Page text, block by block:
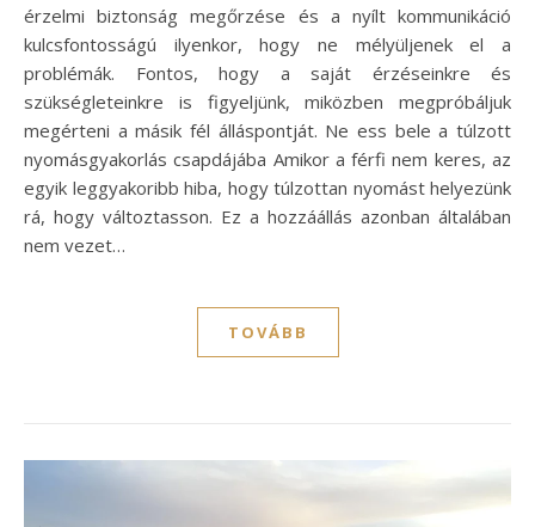
érzelmi biztonság megőrzése és a nyílt kommunikáció
kulcsfontosságú ilyenkor, hogy ne mélyüljenek el a
problémák. Fontos, hogy a saját érzéseinkre és
szükségleteinkre is figyeljünk, miközben megpróbáljuk
megérteni a másik fél álláspontját. Ne ess bele a túlzott
nyomásgyakorlás csapdájába Amikor a férfi nem keres, az
egyik leggyakoribb hiba, hogy túlzottan nyomást helyezünk
rá, hogy változtasson. Ez a hozzáállás azonban általában
nem vezet…
TOVÁBB